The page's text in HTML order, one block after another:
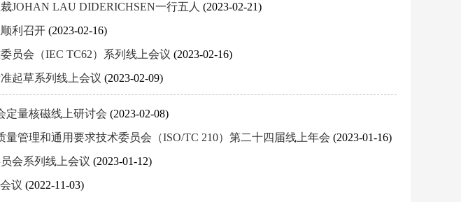
JOHAN LAU DIDERICHSEN一行五人 (2023-02-21)
利召开 (2023-02-16)
员会（IEC TC62）系列线上会议 (2023-02-16)
起草系列线上会议 (2023-02-09)
定量核磁线上研讨会 (2023-02-08)
管理和通用要求技术委员会（ISO/TC 210）第二十四届线上年会 (2023-01-16)
会系列线上会议 (2023-01-12)
议 (2022-11-03)